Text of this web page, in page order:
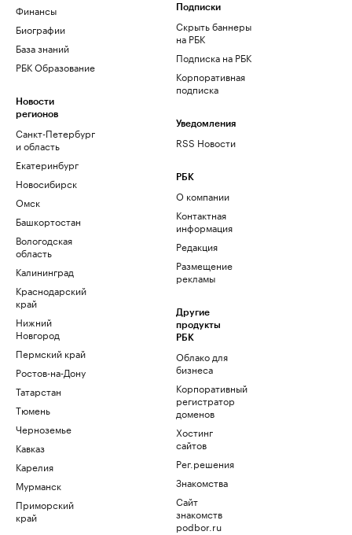
Финансы
Биографии
База знаний
РБК Образование
Новости
регионов
Санкт-Петербург
и область
Екатеринбург
Новосибирск
Омск
Башкортостан
Вологодская
область
Калининград
Краснодарский
край
Нижний
Новгород
Пермский край
Ростов-на-Дону
Татарстан
Тюмень
Черноземье
Кавказ
Карелия
Мурманск
Приморский
край
Подписки
Скрыть баннеры
на РБК
Подписка на РБК
Корпоративная
подписка
Уведомления
RSS Новости
РБК
О компании
Контактная
информация
Редакция
Размещение
рекламы
Другие
продукты
РБК
Облако для
бизнеса
Корпоративный
регистратор
доменов
Хостинг
сайтов
Рег.решения
Знакомства
Сайт
знакомств
podbor.ru